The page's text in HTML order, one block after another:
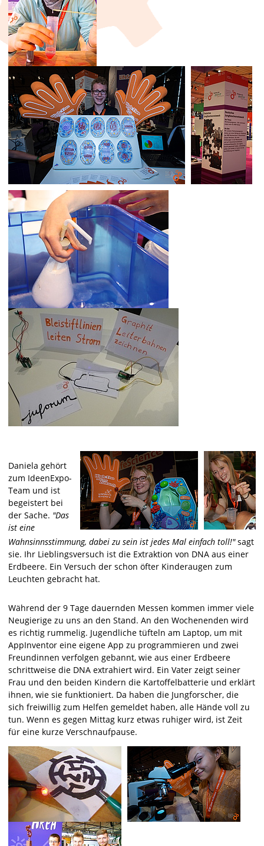
Daniela gehört
zum IdeenExpo-
Team und ist
begeistert bei
der Sache. "Das
ist eine
Wahnsinnsstimmung, dabei zu sein ist jedes Mal einfach toll!"sagt
sie. Ihr Lieblingsversuch ist die Extraktion von DNA aus einer
Erdbeere. Ein Versuch der schon öfter Kinderaugen zum
Leuchten gebracht hat.
Während der 9 Tage dauernden Messen kommen immer viele
Neugierige zu uns an den Stand. An den Wochenenden wird
es richtig rummelig. Jugendliche tüfteln am Laptop, um mit
AppInventor eine eigene App zu programmieren und zwei
Freundinnen verfolgen gebannt, wie aus einer Erdbeere
schrittweise die DNA extrahiert wird. Ein Vater zeigt seiner
Frau und den beiden Kindern die Kartoffelbatterie und erklärt
ihnen, wie sie funktioniert. Da haben die Jungforscher, die
sich freiwillig zum Helfen gemeldet haben, alle Hände voll zu
tun. Wenn es gegen Mittag kurz etwas ruhiger wird, ist Zeit
für eine kurze Verschnaufpause.